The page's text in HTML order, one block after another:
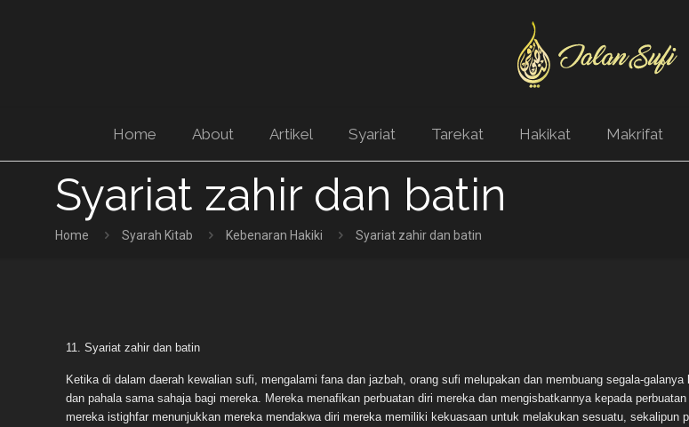
Home About Artikel Syariat Tarekat Hakikat Makrifat
Syariat zahir dan batin
Home Syarah Kitab Kebenaran Hakiki Syariat zahir dan batin
11. Syariat zahir dan batin
Ketika di dalam daerah kewalian sufi, mengalami fana dan jazbah, orang sufi melupakan dan membuang segala-
dan pahala sama sahaja bagi mereka. Mereka menafikan perbuatan diri mereka dan mengisbatkannya kepada
mereka istighfar menunjukkan mereka mendakwa diri mereka memiliki kekuasaan untuk melakukan sesuatu,